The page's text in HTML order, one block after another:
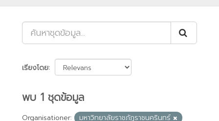
เรียงโดย
พบ 1 ชุดข้อมูล
Organisationer:
มหาวิทยาลัยราชภัฏราชนครินทร์